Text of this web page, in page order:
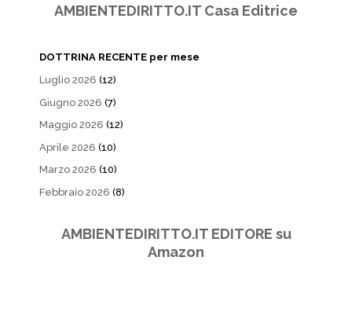
AMBIENTEDIRITTO.IT Casa Editrice
DOTTRINA RECENTE per mese
Luglio 2026 (12)
Giugno 2026 (7)
Maggio 2026 (12)
Aprile 2026 (10)
Marzo 2026 (10)
Febbraio 2026 (8)
AMBIENTEDIRITTO.IT EDITORE su
Amazon